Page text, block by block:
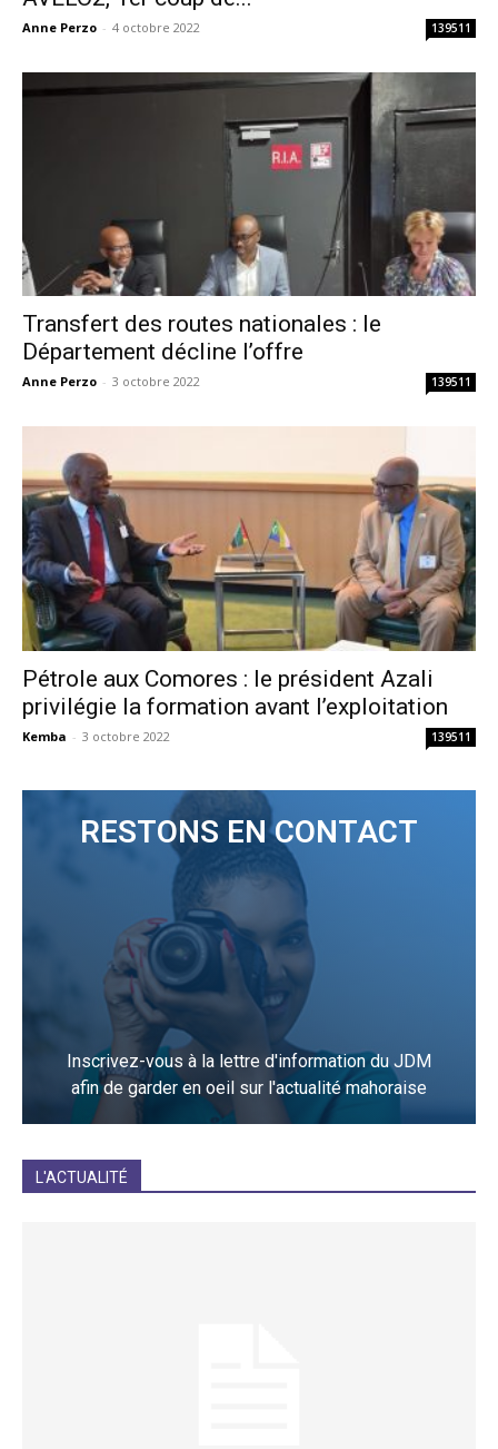
Anne Perzo - 4 octobre 2022 139511
Transfert des routes nationales : le
Département décline l’offre
Anne Perzo - 3 octobre 2022 139511
Pétrole aux Comores : le président Azali
privilégie la formation avant l’exploitation
Kemba - 3 octobre 2022 139511
RESTONS EN CONTACT
Inscrivez-vous à la lettre d'information du JDM
afin de garder en oeil sur l'actualité mahoraise
L'ACTUALITÉ